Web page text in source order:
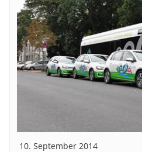
10. September 2014